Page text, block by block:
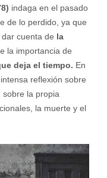
indaga en el pasado
de lo perdido, ya que
cuenta de la
la importancia de
deja el tiempo. En
reflexión sobre
sobre la propia
la muerte y el